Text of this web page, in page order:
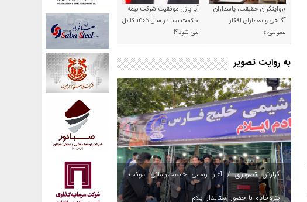
«روایتگران حقیقت، پاسداران
آگاهی و معماران افکار
عمومی،»
آیا پازل موفقیت شرکت بیمه
حکمت صبا در سال ۱۴۰۵ کامل
می شود؟!
به روایت تصویر
گزارش تصویری / آغاز رسمی خدمت‌رسانی موکب
پتروخادم با حضور استاندار ایلام